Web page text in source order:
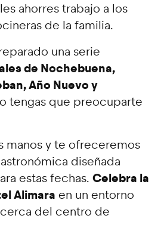
ahorres trabajo a los
de la familia.
una serie
de Nochebuena,
Año Nuevo y
tengas que preocuparte
manos y te ofreceremos
diseñada
estas fechas. Celebra la
Alimara en un entorno
del centro de